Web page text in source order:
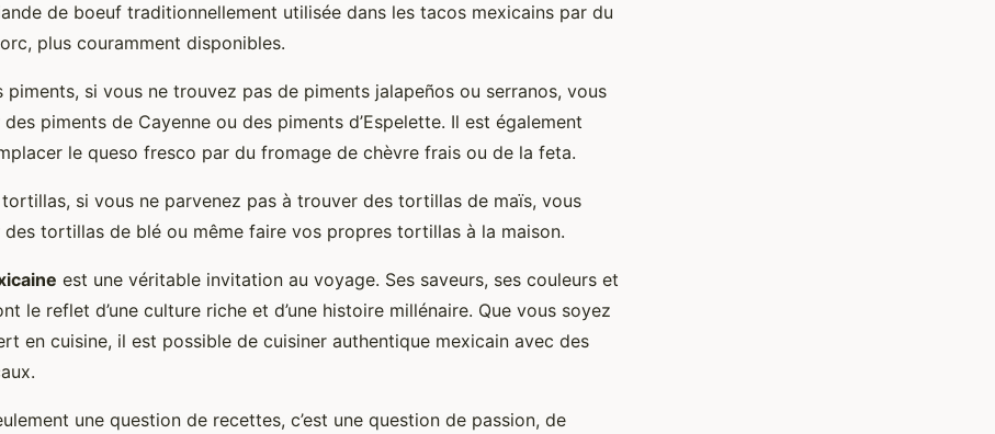
de boeuf traditionnellement utilisée dans les tacos mexicains par du
plus couramment disponibles.
piments, si vous ne trouvez pas de piments jalapeños ou serranos, vous
piments de Cayenne ou des piments d’Espelette. Il est également
le queso fresco par du fromage de chèvre frais ou de la feta.
si vous ne parvenez pas à trouver des tortillas de maïs, vous
tortillas de blé ou même faire vos propres tortillas à la maison.
est une véritable invitation au voyage. Ses saveurs, ses couleurs et
le reflet d’une culture riche et d’une histoire millénaire. Que vous soyez
en cuisine, il est possible de cuisiner authentique mexicain avec des
une question de recettes, c’est une question de passion, de